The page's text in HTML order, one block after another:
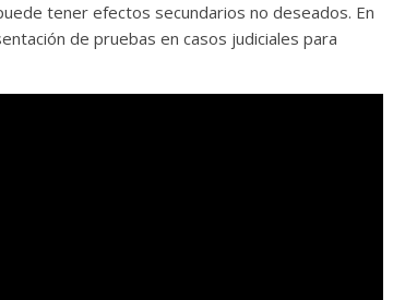
tener efectos secundarios no deseados. En
de pruebas en casos judiciales para